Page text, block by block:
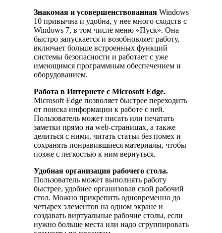
Знакомая и усовершенствованная Windows
10 привычна и удобна, у нее много сходств с
Windows 7, в том числе меню «Пуск». Она
быстро запускается и возобновляет работу,
включает больше встроенных функций
системы безопасности и работает с уже
имеющимся программным обеспечением и
оборудованием.
Работа в Интернете с Microsoft Edge.
Microsoft Edge позволяет быстрее переходить
от поиска информации к работе с ней.
Пользователь может писать или печатать
заметки прямо на web-страницах, а также
делиться с ними, читать статьи без помех и
сохранять понравившиеся материалы, чтобы
позже с легкостью к ним вернуться.
Удобная организация рабочего стола.
Пользователь может выполнять работу
быстрее, удобнее организовав свой рабочий
стол. Можно прикрепить одновременно до
четырех элементов на одном экране и
создавать виртуальные рабочие столы, если
нужно больше места или надо сгруппировать